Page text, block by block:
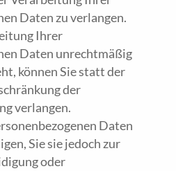
Daten zu verlangen.
Ihrer
Daten unrechtmäßig
können Sie statt der
der
verlangen.
Daten
Sie sie jedoch zur
oder